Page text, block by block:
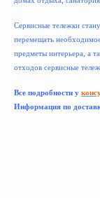
Сервисные тележки
перемещать
предметы интерьера, а
отходов сервисные
Все подробности у
Информация по